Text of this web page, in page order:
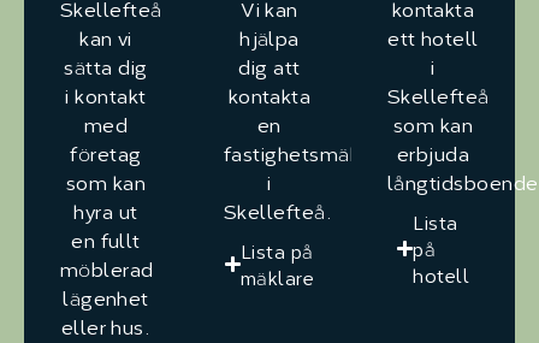
Skellefteå
kan vi
sätta dig
i kontakt
med
företag
som kan
hyra ut
en fullt
möblerad
lägenhet
eller hus.
Vi kan
hjälpa
dig att
kontakta
en
fastighetsmäklare
i
Skellefteå.
Lista på
mäklare
kontakta
ett hotell
i
Skellefteå
som kan
erbjuda
Lista
på
hotell